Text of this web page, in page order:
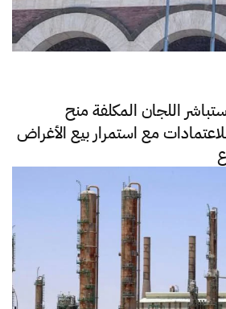
اللجان المكلفة منح
مع استمرار بيع الأغراض